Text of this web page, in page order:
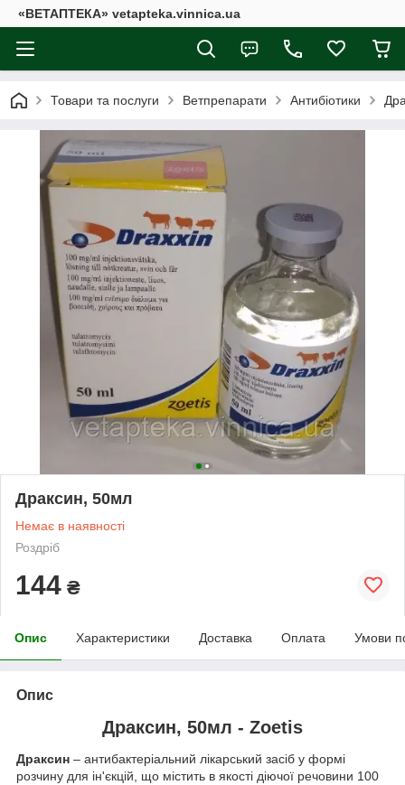
«ВЕТАПТЕКА» vetapteka.vinnica.ua
Товари та послуги Ветпрепарати Антибіотики
Драксин, 50мл
Немає в наявності
Роздріб
144 ₴
Опис Характеристики Доставка Оплата Умови
Опис
Драксин, 50мл - Zoetis
Драксин – антибактеріальний лікарський засіб у формі
розчину для ін'єкцій, що містить в якості діючої речовини 100